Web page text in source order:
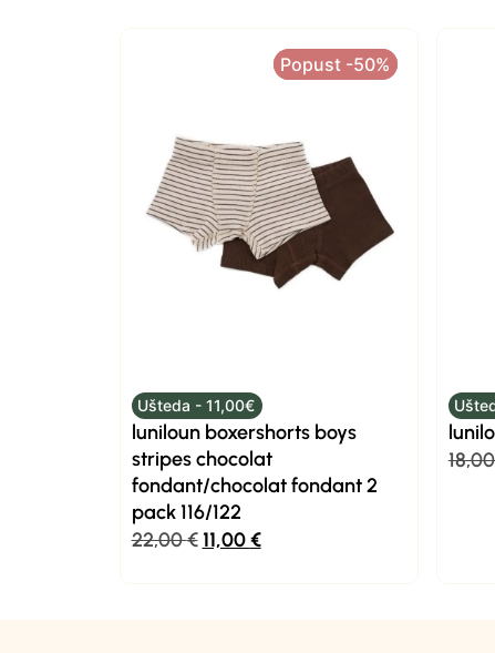
Popust -50%
Popust -50%
Ušteda - 11,00€
luniloun boxershorts boys
stripes chocolat
fondant/chocolat fondant 2
pack 116/122
22,00€ 11,00€